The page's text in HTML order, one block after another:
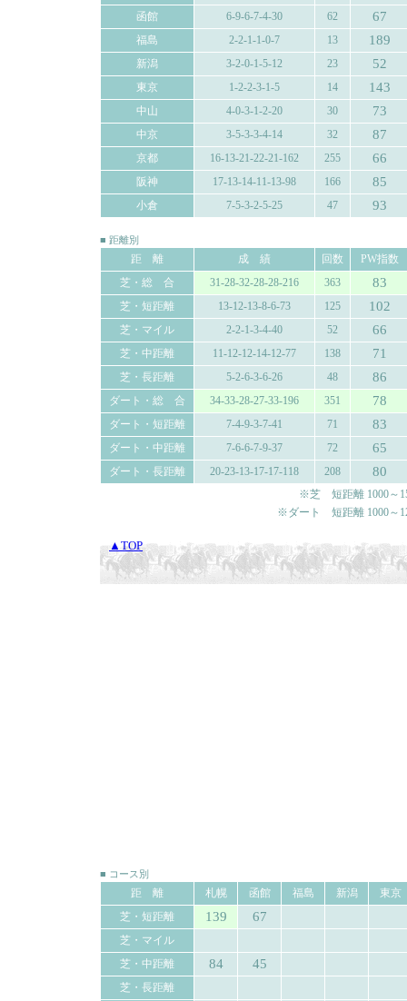
函館 6-9-6-7-4-30 62 67
福島 2-2-1-1-0-7 13 189
新潟 3-2-0-1-5-12 23 52
東京 1-2-2-3-1-5 14 143
中山 4-0-3-1-2-20 30 73
中京 3-5-3-3-4-14 32 87
京都 16-13-21-22-21-162 255 66
阪神 17-13-14-11-13-98 166 85
小倉 7-5-3-2-5-25 47 93
■ 距離別
距 離 成 績 回数
PW指数
芝・総 合
31-28-32-28-28-216 363 83
芝・短距離 13-12-13-8-6-73 125 102
芝・マイル 2-2-1-3-4-40 52 66
芝・中距離 11-12-12-14-12-77 138 71
芝・長距離 5-2-6-3-6-26 48 86
ダート・総 合 34-33-28-27-33-196 351 78
ダート・短距離 7-4-9-3-7-41 71 83
ダート・中距離 7-6-6-7-9-37 72 65
ダート・長距離 20-23-13-17-17-118 208 80
※芝 短距離 1000～
※ダート 短距離 1000～
▲TOP
■ コース別
距 離 札幌 函館 福島 新潟
東京
芝・短距離
139 67
芝・マイル
芝・中距離
84 45
芝・長距離